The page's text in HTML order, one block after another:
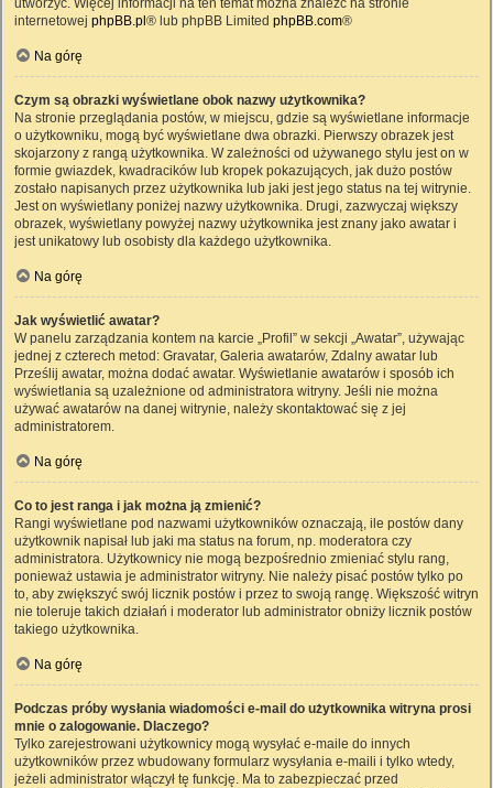
utworzyć. Więcej informacji na ten temat można znaleźć na stronie
internetowej phpBB.pl ® lub phpBB Limited phpBB.com®
Na górę
Czym są obrazki wyświetlane obok nazwy użytkownika?
Na stronie przeglądania postów, w miejscu, gdzie są wyświetlane informacje
o użytkowniku, mogą być wyświetlane dwa obrazki. Pierwszy obrazek jest
skojarzony z rangą użytkownika. W zależności od używanego stylu jest on w
formie gwiazdek, kwadracików lub kropek pokazujących, jak dużo postów
zostało napisanych przez użytkownika lub jaki jest jego status na tej witrynie.
Jest on wyświetlany poniżej nazwy użytkownika. Drugi, zazwyczaj większy
obrazek, wyświetlany powyżej nazwy użytkownika jest znany jako awatar i
jest unikatowy lub osobisty dla każdego użytkownika.
Na górę
Jak wyświetlić awatar?
W panelu zarządzania kontem na karcie „Profil” w sekcji „Awatar”, używając
jednej z czterech metod: Gravatar, Galeria awatarów, Zdalny awatar lub
Prześlij awatar, można dodać awatar. Wyświetlanie awatarów i sposób ich
wyświetlania są uzależnione od administratora witryny. Jeśli nie można
używać awatarów na danej witrynie, należy skontaktować się z jej
administratorem.
Na górę
Co to jest ranga i jak można ją zmienić?
Rangi wyświetlane pod nazwami użytkowników oznaczają, ile postów dany
użytkownik napisał lub jaki ma status na forum, np. moderatora czy
administratora. Użytkownicy nie mogą bezpośrednio zmieniać stylu rang,
ponieważ ustawia je administrator witryny. Nie należy pisać postów tylko po
to, aby zwiększyć swój licznik postów i przez to swoją rangę. Większość witryn
nie toleruje takich działań i moderator lub administrator obniży licznik postów
takiego użytkownika.
Na górę
Podczas próby wysłania wiadomości e-mail do użytkownika witryna prosi
mnie o zalogowanie. Dlaczego?
Tylko zarejestrowani użytkownicy mogą wysyłać e-maile do innych
użytkowników przez wbudowany formularz wysyłania e-maili i tylko wtedy,
jeżeli administrator włączył tę funkcję. Ma to zabezpieczać przed